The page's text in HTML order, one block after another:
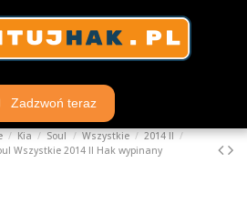
Zadzwoń teraz
Kia Soul Wszystkie
2014 II
Wszystkie 2014 II Hak wypinany